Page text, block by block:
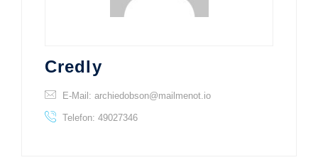
Credly
E-Mail: archiedobson@mailmenot.io
Telefon: 49027346